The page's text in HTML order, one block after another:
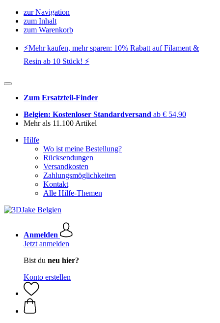
zur Navigation
zum Inhalt
zum Warenkorb
⚡️Mehr kaufen, mehr sparen: 10% Rabatt auf Filament &
Resin ab 10 Stück! ⚡️
Zum Ersatzteil-Finder
Belgien: Kostenloser Standardversand ab € 54,90
Mehr als 11.100 Artikel
Hilfe
Wo ist meine Bestellung?
Rücksendungen
Versandkosten
Zahlungsmöglichkeiten
Kontakt
Alle Hilfe-Themen
Anmelden
Jetzt anmelden
Bist du neu hier?
Konto erstellen